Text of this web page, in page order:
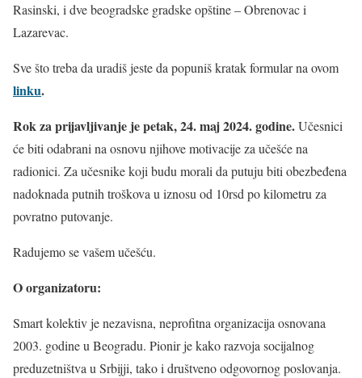
Rasinski, i dve beogradske gradske opštine – Obrenovac i
Lazarevac.
Sve što treba da uradiš jeste da popuniš kratak formular na ovom
linku.
Rok za prijavljivanje je petak, 24. maj 2024. godine.Učesnici
će biti odabrani na osnovu njihove motivacije za učešće na
radionici. Za učesnike koji budu morali da putuju biti obezbeđena
nadoknada putnih troškova u iznosu od 10rsd po kilometru za
povratno putovanje.
Radujemo se vašem učešću.
O organizatoru:
Smart kolektiv je nezavisna, neprofitna organizacija osnovana
2003. godine u Beogradu. Pionir je kako razvoja socijalnog
preduzetništva u Srbijji, tako i društveno odgovornog poslovanja.